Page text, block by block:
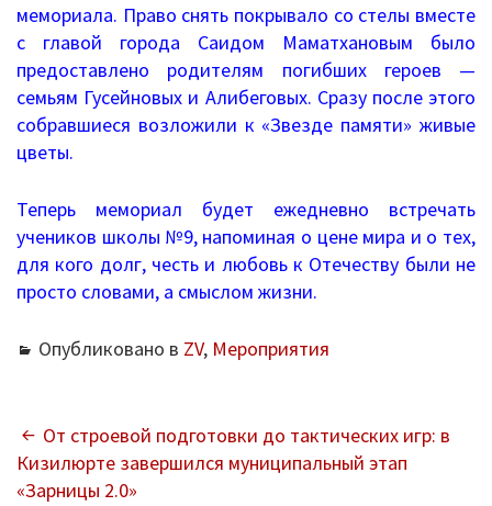
Механизмы управления качеством
образования
2020/2021 учебный год
Аналитическая справка
Летний лагерь
Управление и надзор в сфере
Библиотека
Каталог художественной литературы
мемориала. Право снять покрывало со стелы вместе
с главой города Саидом Маматхановым было
предоставлено родителям погибших героев —
семьям Гусейновых и Алибеговых. Сразу после этого
собравшиеся возложили к «Звезде памяти» живые
цветы.
Теперь мемориал будет ежедневно встречать
учеников школы №9, напоминая о цене мира и о тех,
для кого долг, честь и любовь к Отечеству были не
просто словами, а смыслом жизни.
Опубликовано в ZV, Мероприятия
НАВИГАЦИЯ
ПО
От строевой подготовки до тактических игр: в
Кизилюрте завершился муниципальный этап
«Зарницы 2.0»